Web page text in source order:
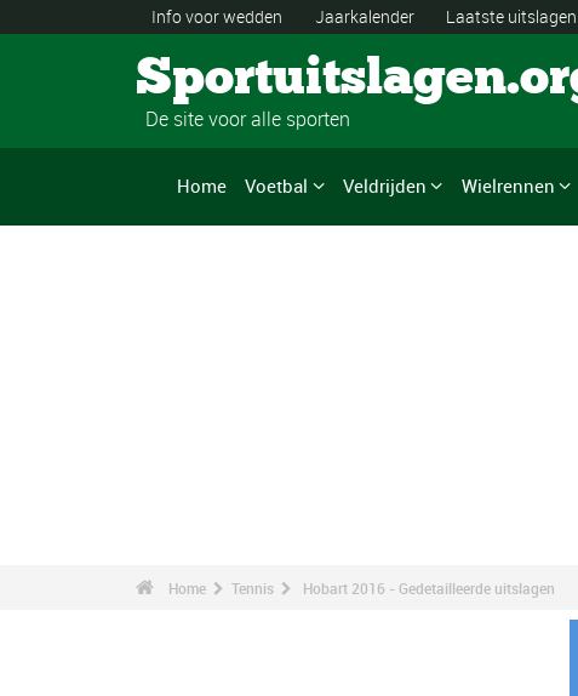
Info voor wedden Jaarkalender Laatste uitslagen
De site voor alle sporten
Home Voetbal Veldrijden Wielrennen
Home Tennis Hobart 2016 - Gedetailleerde uitslagen